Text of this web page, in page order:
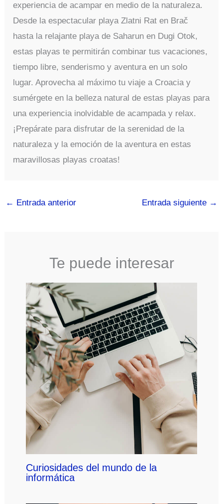
experiencia de acampar en medio de la naturaleza.
Desde la espectacular playa Zlatni Rat en Brač
hasta la relajante playa de Saharun en Dugi Otok,
estas playas te permitirán combinar tus vacaciones,
tiempo libre, senderismo y aventura en un solo
lugar. Aprovecha al máximo tu viaje a Croacia y
sumérgete en la belleza natural de estas playas para
una experiencia inolvidable de acampada y relax.
¡Prepárate para disfrutar de la serenidad de la
naturaleza y la emoción de la aventura en estas
maravillosas playas croatas!
← Entrada anterior Entrada siguiente →
Te puede interesar
Curiosidades del mundo de la
informática